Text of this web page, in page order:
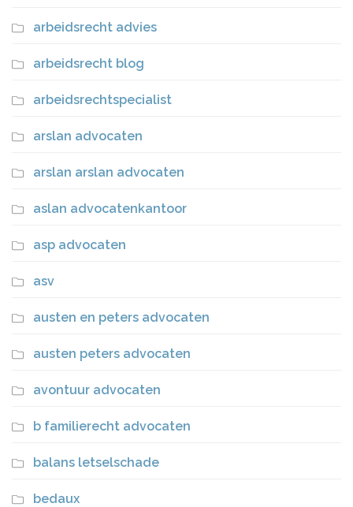
arbeidsrecht advies
arbeidsrecht blog
arbeidsrechtspecialist
arslan advocaten
arslan arslan advocaten
aslan advocatenkantoor
asp advocaten
asv
austen en peters advocaten
austen peters advocaten
avontuur advocaten
b familierecht advocaten
balans letselschade
bedaux